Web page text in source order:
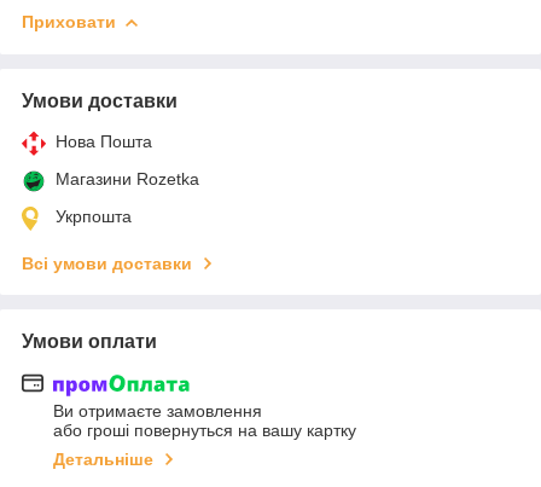
Приховати
Умови доставки
Нова Пошта
Магазини Rozetka
Укрпошта
Всі умови доставки
Умови оплати
Ви отримаєте замовлення
або гроші повернуться на вашу картку
Детальніше